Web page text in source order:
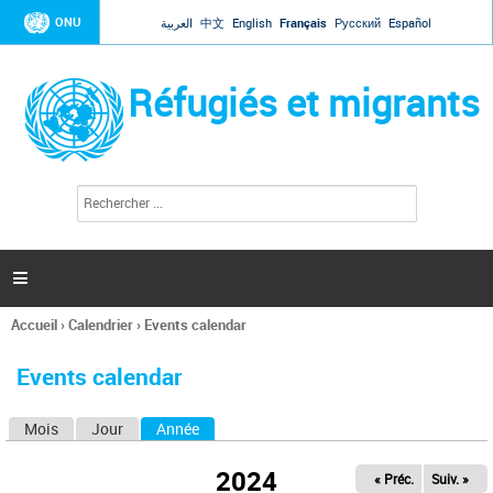
Jump to navigation
ONU العربية 中文 English Français Русский Español
Réfugiés et migrants
l
c
h
e

Vous
ici
Accueil›Calendrier› Events calendar
Events calendar
Mois Jour Année
2024 « Préc. Suiv. »